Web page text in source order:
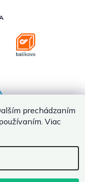
prechádzaním
Viac